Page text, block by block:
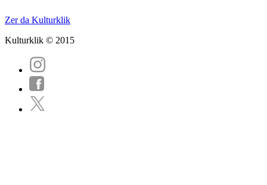
Zer da Kulturklik
Kulturklik © 2015